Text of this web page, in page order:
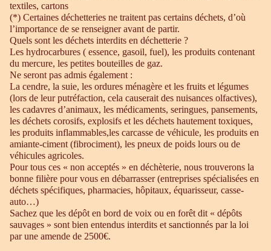
textiles, cartons
(*) Certaines déchetteries ne traitent pas certains déchets, d’où
l’importance de se renseigner avant de partir.
Quels sont les déchets interdits en déchetterie ?
Les hydrocarbures ( essence, gasoil, fuel), les produits contenant
du mercure, les petites bouteilles de gaz.
Ne seront pas admis également :
La cendre, la suie, les ordures ménagère et les fruits et légumes
(lors de leur putréfaction, cela causerait des nuisances olfactives),
les cadavres d’animaux, les médicaments, seringues, pansements,
les déchets corosifs, explosifs et les déchets hautement toxiques,
les produits inflammables,les carcasse de véhicule, les produits en
amiante-ciment (fibrociment), les pneux de poids lours ou de
véhicules agricoles.
Pour tous ces « non acceptés » en déchèterie, nous trouverons la
bonne filière pour vous en débarrasser (entreprises spécialisées en
déchets spécifiques, pharmacies, hôpitaux, équarisseur, casse-
auto…)
Sachez que les dépôt en bord de voix ou en forêt dit « dépôts
sauvages » sont bien entendus interdits et sanctionnés par la loi
par une amende de 2500€.